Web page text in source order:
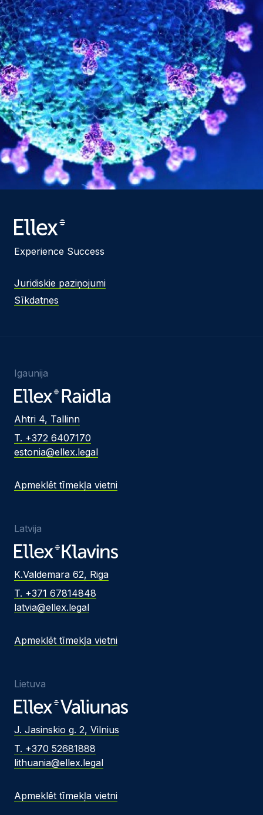
Experience Success
Juridiskie paziņojumi
Sīkdatnes
Igaunija
Ahtri 4, Tallinn
T. +372 6407170
estonia@ellex.legal
Apmeklēt tīmekļa vietni
Latvija
K.Valdemara 62, Riga
T. +371 67814848
latvia@ellex.legal
Apmeklēt tīmekļa vietni
Lietuva
J. Jasinskio g. 2, Vilnius
T. +370 52681888
lithuania@ellex.legal
Apmeklēt tīmekļa vietni